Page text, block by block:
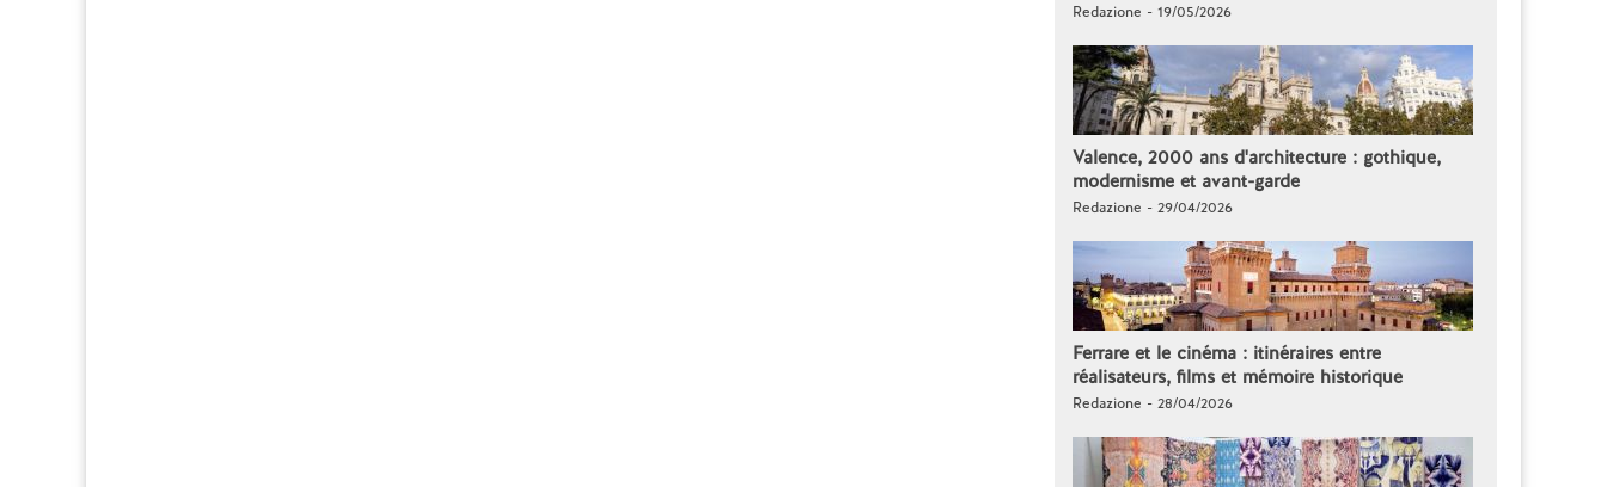
Redazione - 19/05/2026
Valence, 2000 ans d'architecture : gothique,
modernisme et avant-garde
Redazione - 29/04/2026
Ferrare et le cinéma : itinéraires entre
réalisateurs, films et mémoire historique
Redazione - 28/04/2026